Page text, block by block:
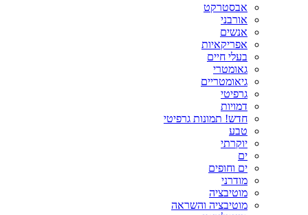
אבסטרקט
אורבני
אנשים
אפריקאיות
בעלי חיים
גאומטרי
גיאומטריים
גרפיטי
דמויות
חדש! תמונות גרפיטי
טבע
יוקרתי
ים
ים וחופים
מודרני
מוטיבציה
מוטיבציה והשראה